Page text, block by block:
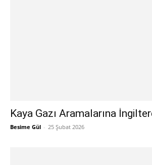
Kaya Gazı Aramalarına
Besime Gül - 25 Şubat 2026